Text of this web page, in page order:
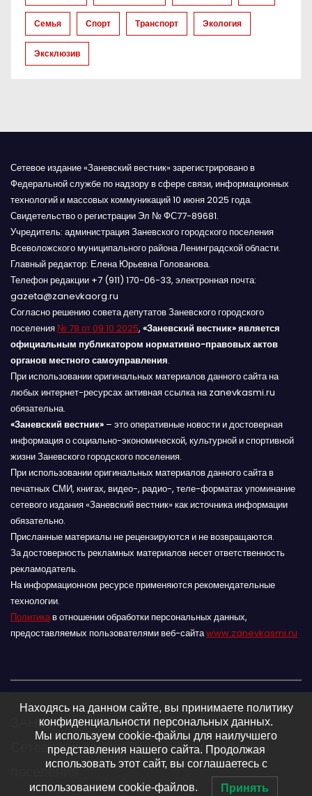
и
с
я
Семья Спорт Транспорт Экология
Эксклюзив
Сетевое издание «Заневский вестник» зарегистрировано в
Федеральной службе по надзору в сфере связи, информационных
технологий и массовых коммуникаций 10 июня 2025 года.
Свидетельство о регистрации Эл № ФС77-89681.
Учредитель: администрация Заневского городского поселения
Всеволожского муниципального района Ленинградской области.
Главный редактор: Елена Юрьевна Голованова.
Телефон редакции +7 (911) 170-06-33, электронная почта:
gazeta@zanevkaorg.ru
Согласно решению совета депутатов Заневского городского
поселения № 78 от 09.10.2025, «Заневский вестник» является
официальным публикатором нормативно-правовых актов
органов местного самоуправления.
При использовании оригинальных материалов данного сайта на
любых интернет-ресурсах активная ссылка на zanevkasmi.ru
обязательна.
«Заневский вестник» – это оперативные новости и достоверная
информация о социально-экономической, культурной и спортивной
жизни Заневского городского поселения.
При использовании оригинальных материалов данного сайта в
печатных СМИ, книгах, видео-, радио-, теле-форматах упоминание
сетевого издания «Заневский вестник» как источника информации
обязательно.
Присланные материалы не рецензируются и не возвращаются.
За достоверность рекламных материалов несет ответственность
рекламодатель.
На информационном ресурсе применяются рекомендательные
технологии.
Политикав отношении обработки персональных данных,
предоставляемых пользователями веб-сайтаwww.zanevkasmi.ru
ЗАНЕВСКИЙ ВЕСТНИК 16+
Сетевое издание Заневского городского
поселения
Находясь на данном сайте, вы принимаете политику
конфиденциальности персональных данных.
Мы используем cookie-файлы для наилучшего
представления нашего сайта. Продолжая
использовать этот сайт, вы соглашаетесь с
использованием cookie-файлов. Принять